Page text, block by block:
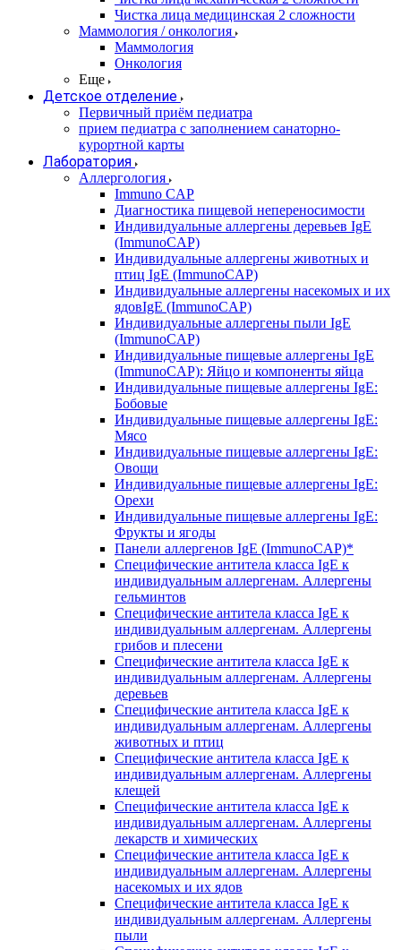
Чистка лица медицинская 2 сложности
Маммология / онкология
Маммология
Онкология
Еще
Детское отделение
Первичный приём педиатра
прием педиатра с заполнением санаторно-
курортной карты
Лаборатория
Аллергология
Immuno CAP
Диагностика пищевой непереносимости
Индивидуальные аллергены деревьев IgE
(ImmunoCAP)
Индивидуальные аллергены животных и
птиц IgE (ImmunoCAP)
Индивидуальные аллергены насекомых и их
ядовIgE (ImmunoCAP)
Индивидуальные аллергены пыли IgE
(ImmunoCAP)
Индивидуальные пищевые аллергены IgE
(ImmunoCAP): Яйцо и компоненты яйца
Индивидуальные пищевые аллергены IgE:
Бобовые
Индивидуальные пищевые аллергены IgE:
Мясо
Индивидуальные пищевые аллергены IgE:
Овощи
Индивидуальные пищевые аллергены IgE:
Орехи
Индивидуальные пищевые аллергены IgE:
Фрукты и ягоды
Панели аллергенов IgE (ImmunoCAP)*
Специфические антитела класса IgE к
индивидуальным аллергенам. Аллергены
гельминтов
Специфические антитела класса IgE к
индивидуальным аллергенам. Аллергены
грибов и плесени
Специфические антитела класса IgE к
индивидуальным аллергенам. Аллергены
деревьев
Специфические антитела класса IgE к
индивидуальным аллергенам. Аллергены
животных и птиц
Специфические антитела класса IgE к
индивидуальным аллергенам. Аллергены
клещей
Специфические антитела класса IgE к
индивидуальным аллергенам. Аллергены
лекарств и химических
Специфические антитела класса IgE к
индивидуальным аллергенам. Аллергены
насекомых и их ядов
Специфические антитела класса IgE к
индивидуальным аллергенам. Аллергены
пыли